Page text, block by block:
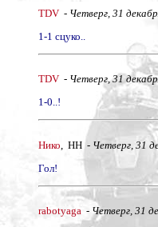
TDV - Четверг, 31
1-1 сцуко..
TDV - Четверг, 31
1-0..!
Нико , НН - Четверг, 31
Гол!
rabotyaga - Четверг, 31